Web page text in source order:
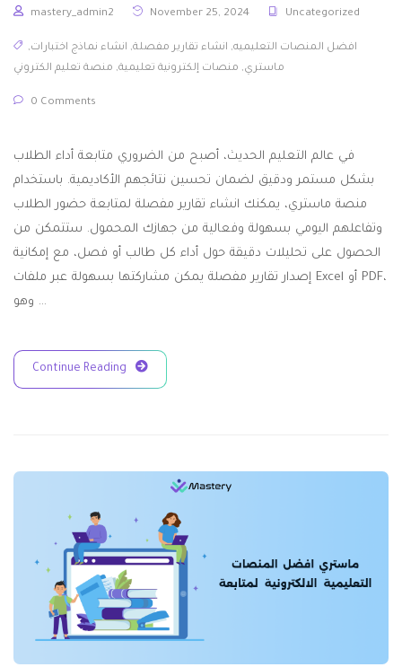
mastery_admin2 November 25, 2024 Uncategorized
افضل المنصات التعليميه, انشاء تقارير مفصلة, انشاء نماذج اختبارات,
ماستري, منصات إلكترونية تعليمية, منصة تعليم الكتروني
0 Comments
في عالم التعليم الحديث، أصبح من الضروري متابعة أداء الطلاب
بشكل مستمر ودقيق لضمان تحسين نتائجهم الأكاديمية. باستخدام
منصة ماستري، يمكنك انشاء تقارير مفصلة لمتابعة حضور الطلاب
وتفاعلهم اليومي بسهولة وفعالية من جهازك المحمول. ستتمكن من
الحصول على تحليلات دقيقة حول أداء كل طالب أو فصل، مع إمكانية
إصدار تقارير مفصلة يمكن مشاركتها بسهولة عبر ملفات Excel أو PDF،
وهو …
Continue Reading